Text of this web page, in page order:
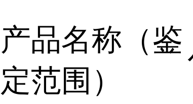
产品名称（鉴
定范围）